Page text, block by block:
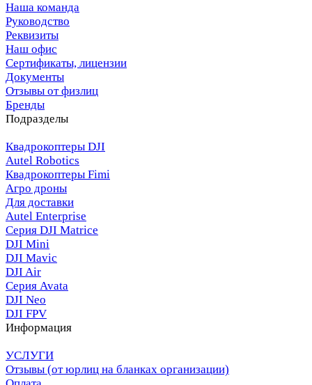
Наша команда
Руководство
Реквизиты
Наш офис
Сертификаты, лицензии
Документы
Отзывы от физлиц
Бренды
Подразделы
Квадрокоптеры DJI
Autel Robotics
Квадрокоптеры Fimi
Агро дроны
Для доставки
Autel Enterprise
Серия DJI Matrice
DJI Mini
DJI Mavic
DJI Air
Серия Avata
DJI Neo
DJI FPV
Информация
УСЛУГИ
Отзывы (от юрлиц на бланках организации)